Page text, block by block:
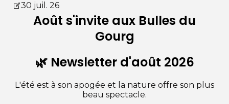
30 juil. 26
Août s'invite aux Bulles du
Gourg
🌿 Newsletter d'août 2026
L'été est à son apogée et la nature offre son plus
beau spectacle.